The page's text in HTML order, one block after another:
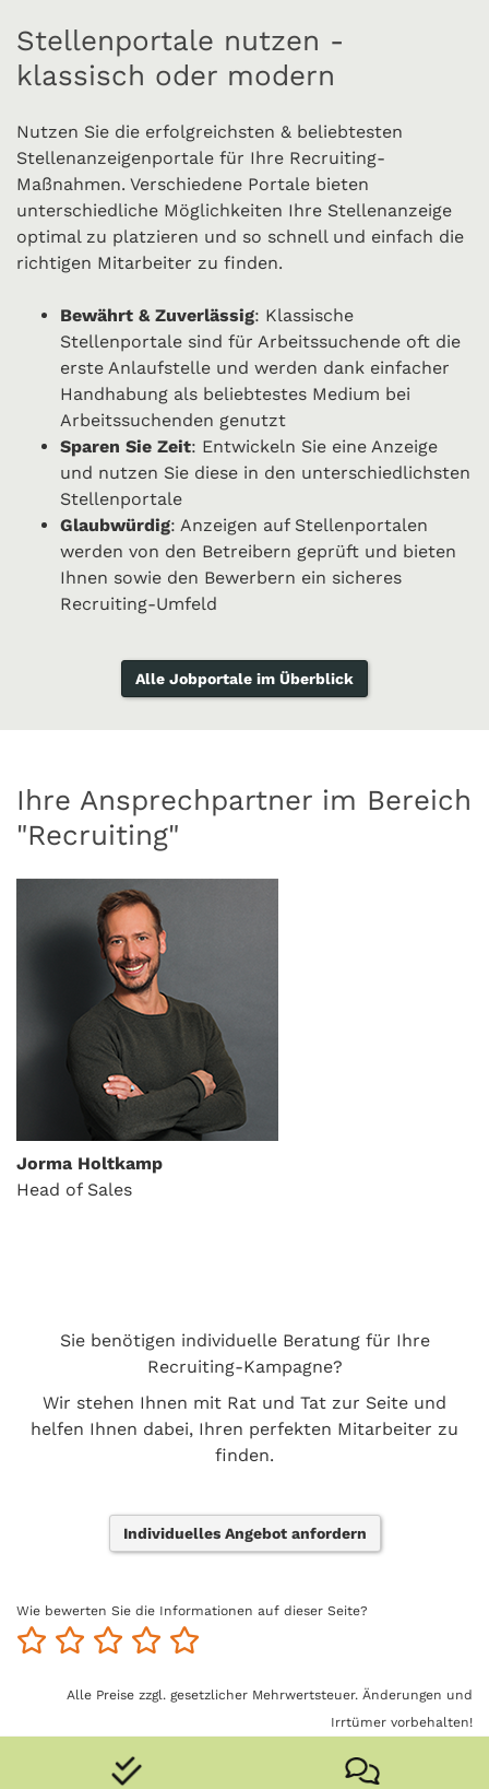
Stellenportale nutzen -
klassisch oder modern
Nutzen Sie die erfolgreichsten & beliebtesten
Stellenanzeigenportale für Ihre Recruiting-
Maßnahmen. Verschiedene Portale bieten
unterschiedliche Möglichkeiten Ihre Stellenanzeige
optimal zu platzieren und so schnell und einfach die
richtigen Mitarbeiter zu finden.
Bewährt & Zuverlässig: Klassische
Stellenportale sind für Arbeitssuchende oft die
erste Anlaufstelle und werden dank einfacher
Handhabung als beliebtestes Medium bei
Arbeitssuchenden genutzt
Sparen Sie Zeit: Entwickeln Sie eine Anzeige
und nutzen Sie diese in den unterschiedlichsten
Stellenportale
Glaubwürdig: Anzeigen auf Stellenportalen
werden von den Betreibern geprüft und bieten
Ihnen sowie den Bewerbern ein sicheres
Recruiting-Umfeld
Alle Jobportale im Überblick
Ihre Ansprechpartner im Bereich
"Recruiting"
Jorma Holtkamp
Head of Sales
Sie benötigen individuelle Beratung für Ihre
Recruiting-Kampagne?
Wir stehen Ihnen mit Rat und Tat zur Seite und
helfen Ihnen dabei, Ihren perfekten Mitarbeiter zu
finden.
Individuelles Angebot anfordern
Wie bewerten Sie die Informationen auf dieser Seite?
Alle Preise zzgl. gesetzlicher Mehrwertsteuer. Änderungen und
Irrtümer vorbehalten!